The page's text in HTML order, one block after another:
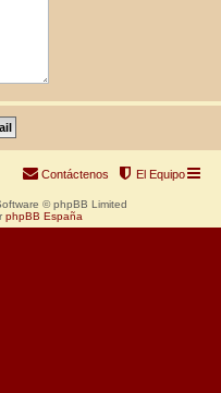
El Equipo
Contáctenos
© phpBB Limited
phpBB España